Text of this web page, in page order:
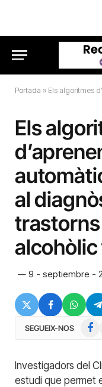
Portada » Els algoritmes d’aprenentatge
Els
al
trastorns
alcohòlic
9 - septiembre -
SEGUEIX-NOS
Investigadors del
estudi que permet